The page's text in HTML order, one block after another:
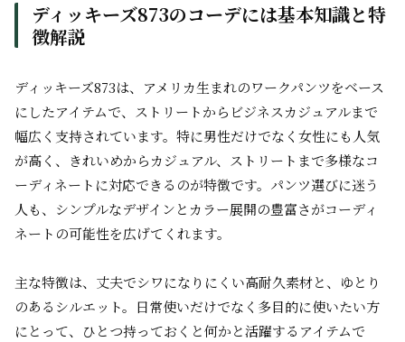
ディッキーズ873のコーデには基本知識と特
徴解説
ディッキーズ873は、アメリカ生まれのワークパンツをベース
にしたアイテムで、ストリートからビジネスカジュアルまで
幅広く支持されています。特に男性だけでなく女性にも人気
が高く、きれいめからカジュアル、ストリートまで多様なコ
ーディネートに対応できるのが特徴です。パンツ選びに迷う
人も、シンプルなデザインとカラー展開の豊富さがコーディ
ネートの可能性を広げてくれます。
主な特徴は、丈夫でシワになりにくい高耐久素材と、ゆとり
のあるシルエット。日常使いだけでなく多目的に使いたい方
にとって、ひとつ持っておくと何かと活躍するアイテムで